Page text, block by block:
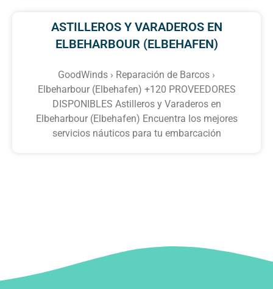
ASTILLEROS Y VARADEROS EN
ELBEHARBOUR (ELBEHAFEN)
GoodWinds › Reparación de Barcos ›
Elbeharbour (Elbehafen) +120 PROVEEDORES
DISPONIBLES Astilleros y Varaderos en
Elbeharbour (Elbehafen) Encuentra los mejores
servicios náuticos para tu embarcación